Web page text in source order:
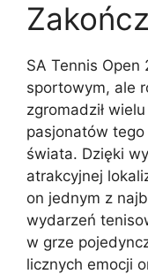
SA Tennis Open
sportowym, ale
zgromadził
pasjonatów
świata. Dzięki
atrakcyjnej
on jednym z
wydarzeń
w grze
licznych emocji